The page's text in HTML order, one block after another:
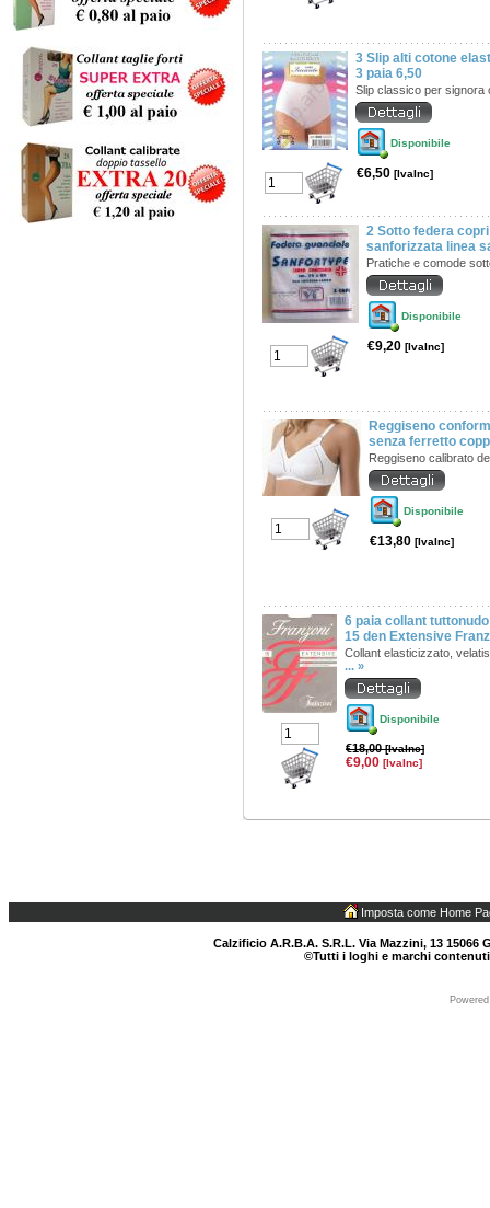
3 Slip alti cotone
3 paia 6,50
Slip classico per signora
Disponibile
€6,50 [IvaInc]
2 Sotto federa
sanforizzata linea
Pratiche e comode
Disponibile
€9,20 [IvaInc]
Reggiseno
senza ferretto
Reggiseno calibrato
Disponibile
€13,80 [IvaInc]
6 paia collant
15 den Extensive
Collant elasticizzato,
... »
Disponibile
€18,00[IvaInc]
€9,00 [IvaInc]
Imposta come Home
Calzificio A.R.B.A. S.R.L. Via Mazzini, 13 15066
©Tutti i loghi e marchi